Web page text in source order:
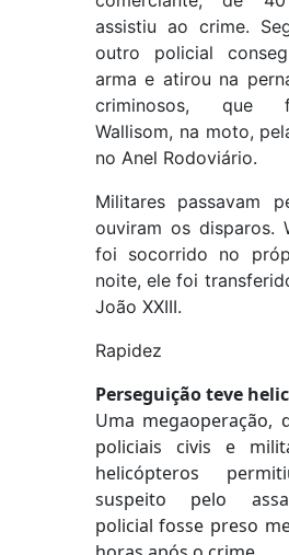
assistiu ao crime.
outro policial
arma e atirou na
criminosos, que
Wallisom, na moto,
no Anel Rodoviário.
Militares passavam
ouviram os disparos.
foi socorrido no
noite, ele foi
João XXIII.
Rapidez
Perseguição teve
Uma megaoperação,
policiais civis e
helicópteros
suspeito pelo
policial fosse preso